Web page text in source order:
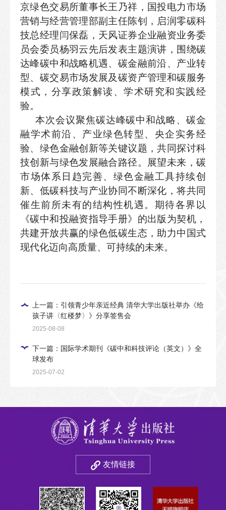
京绿色交易所董事长王乃祥，国投电力市场
营销与经营管理部副主任陈钊，启润零碳科
技总经理闫保磊，天风证券企业融资业务委
员会委员杨羽云先后发表主题演讲，围绕碳
达峰碳中和战略机遇、碳金融前沿、产业转
型、碳交易市场发展及碳资产管理和碳服务
模式，分享政策解读、学术研究和实践经
验。
本次会议聚焦碳达峰碳中和战略、碳金
融学术前沿、产业绿色转型、央企实务经
验、绿色金融创新等关键议题，共同探讨科
技创新与绿色发展融合路径。展望未来，碳
市场体系日趋完善、绿色金融工具持续创
新、低碳科技与产业协同不断深化，将共同
催生前所未有的结构性机遇。期待各界以
《碳中和投融资指导手册》的出版为契机，
共建开放共赢的绿色低碳生态，助力中国式
现代化迈向高质量、可持续的未来。
上一篇：引领青少年亲近经典 清华大学出版社举办《给
孩子讲〈红楼梦〉》分享签售会
2025-08-08
下一篇：国际学术期刊《碳中和科技评论（英文）》全
球发布
2025-07-02
友情链接